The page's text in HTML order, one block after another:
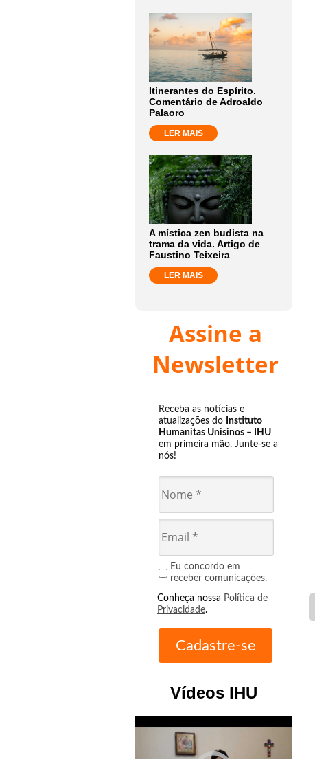
Itinerantes do Espírito.
Comentário de Adroaldo
Palaoro
LER MAIS
A mística zen budista na
trama da vida. Artigo de
Faustino Teixeira
LER MAIS
Assine a
Newsletter
Receba as notícias e
atualizações do Instituto
Humanitas Unisinos – IHU
em primeira mão. Junte-se a
nós!
Eu concordo em
receber comunicações.
Conheça nossa Política de
Privacidade.
Vídeos IHU